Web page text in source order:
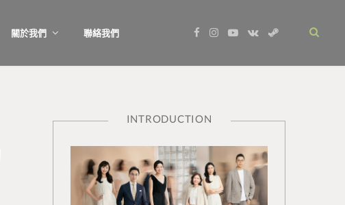
關於我們 聯絡我們
I
Y
V
S
INTRODUCTION